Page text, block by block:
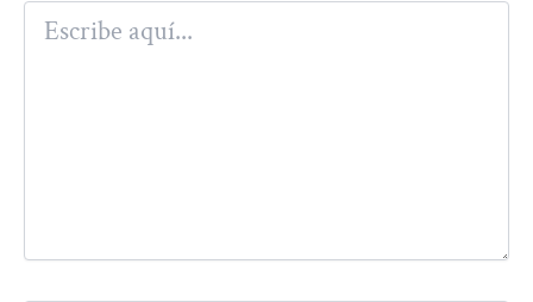
Escribe
aquí...